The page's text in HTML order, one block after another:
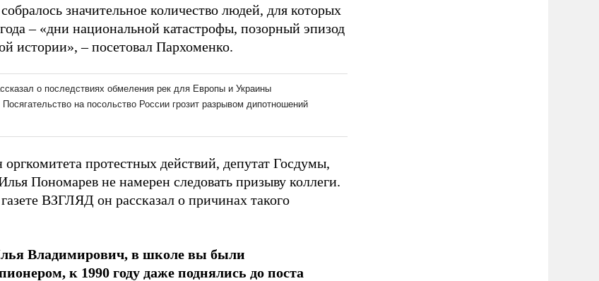
значительное количество людей, для которых
– «дни национальной катастрофы, позорный эпизод
истории», – посетовал Пархоменко.
оргкомитета протестных действий, депутат Госдумы,
Пономарев не намерен следовать призыву коллеги.
ВЗГЛЯД он рассказал о причинах такого
Владимирович, в школе вы были
к 1990 году даже поднялись до поста